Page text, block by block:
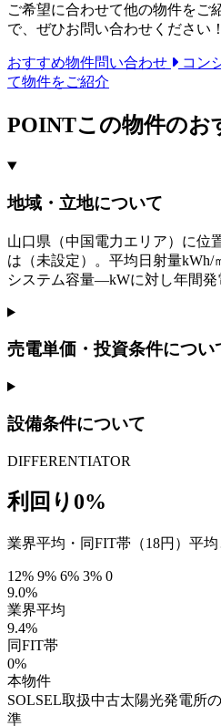
ご希望に合わせて他の物件をご
で、ぜひお問い合わせください！
おすすめ物件問い合わせ
コン
て物件をご紹介
POINTこの物件のお
地域・立地について
山口県（中国電力エリア）に位
は（未設定）。平均日射量kWh/
システム容量—kWに対し年間発
売電単価・投資条件につい
設備条件について
DIFFERENTIATOR
利回り0%
業界平均・同FIT帯（18円）平
12% 9% 6% 3% 0
9.0%
業界平均
9.4%
同FIT帯
0%
本物件
SOLSEL取扱中古太陽光発電所
準